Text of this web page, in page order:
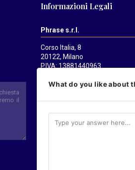
Informazioni Legali
Phrase s.r.l.
Corso Italia, 8
20122, Milano
P.IVA: 13881440963
Mediatrendsè una testata
Direttore responsabile:
Direttore editoriale:Carlo
What do you like about